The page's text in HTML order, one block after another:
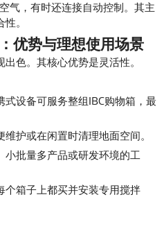
气，有时还连接自动控制。其主
。
优势与理想使用场景
色。其核心优势是灵活性。
式设备可服务整组IBC购物箱，最
维护或在闲置时清理地面空间。
小批量多产品或研发环境的工
个箱子上都买并安装专用搅拌